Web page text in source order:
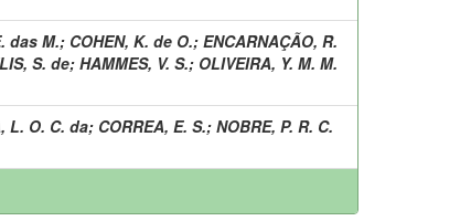
das M.; COHEN, K. de O.; ENCARNAÇÃO, R.
S. de; HAMMES, V. S.; OLIVEIRA, Y. M. M.
L. O. C. da; CORREA, E. S.; NOBRE, P. R. C.